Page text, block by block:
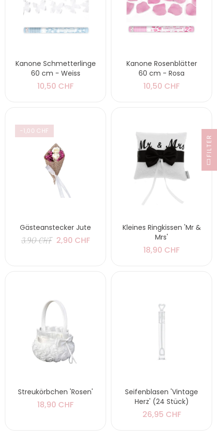
Kanone Schmetterlinge
60 cm - Weiss
10,50 CHF
Kanone Rosenblätter
60 cm - Rosa
10,50 CHF
-1,00 CHF
Gästeanstecker Jute
3,90 CHF 2,90 CHF
Kleines Ringkissen 'Mr &
Mrs'
18,90 CHF
Streukörbchen 'Rosen'
18,90 CHF
Seifenblasen 'Vintage
Herz' (24 Stück)
26,95 CHF
FILTER